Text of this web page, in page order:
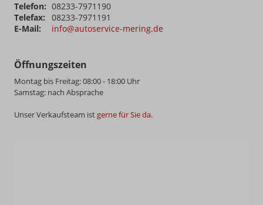
Telefon: 08233-7971190
Telefax:
08233-7971191
E-Mail:
info@autoservice-mering.de
Öffnungszeiten
Montag bis Freitag: 08:00 - 18:00 Uhr
Samstag: nach Absprache
Unser Verkaufsteam ist gerne für Sie da.